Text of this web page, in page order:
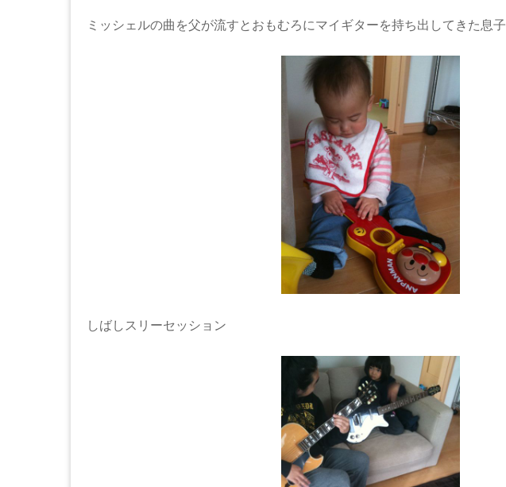
ミッシェルの曲を父が流すとおもむろにマイギターを持ち出してきた息子
しばしスリーセッション